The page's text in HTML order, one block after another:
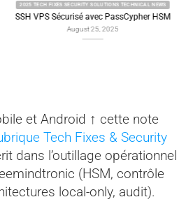
SECURITY SOLUTIONS TECHNICAL NEWS
avec PassCypher HSM
et Android ↑ cette note
Tech Fixes & Security
dans l’outillage opérationnel
(HSM, contrôle
local-only, audit).